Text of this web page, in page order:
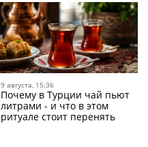
9 августа, 15:36
Почему в Турции чай пьют
литрами - и что в этом
ритуале стоит перенять